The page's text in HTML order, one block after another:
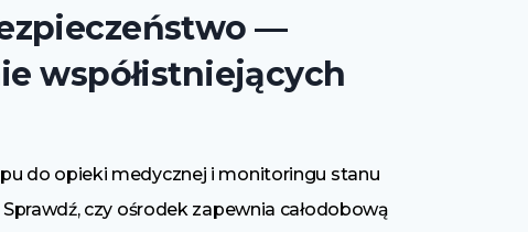
—
współistniejących
do opieki medycznej i monitoringu stanu
czy ośrodek zapewnia całodobową